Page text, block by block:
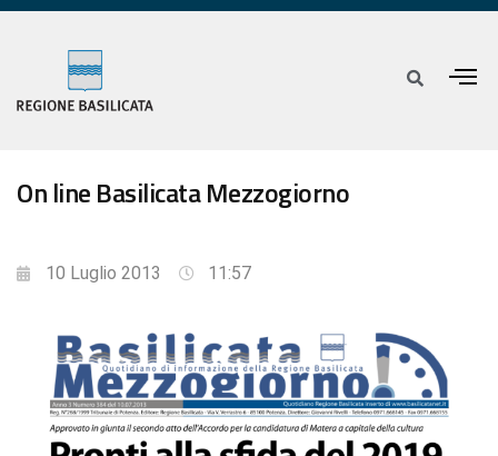
On line Basilicata Mezzogiorno
10 Luglio 2013 11:57